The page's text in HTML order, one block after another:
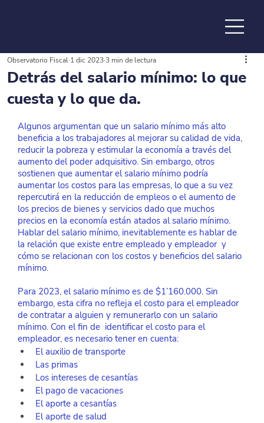
de la
Detrás del salario mínimo: lo que
cuesta y lo que da.
Observatorio Fiscal 1 dic 20233 min de lectura
Algunos argumentan que un salario mínimo más alto
beneficia a los trabajadores al mejorar su calidad de vida,
reducir la pobreza y estimular la economía a través del
aumento del poder adquisitivo. Sin embargo, otros
sostienen que aumentar el salario mínimo podría
aumentar los costos para las empresas, lo que a su vez
repercutirá en la reducción de empleos o el aumento de
los precios de bienes y servicios dado que muchos
precios en la economía están atados al salario mínimo.
Hablar del salario mínimo, inevitablemente es hablar de
la relación que existe entre empleado y empleador  y
cómo se relacionan con los costos y beneficios del salario
mínimo.
Para 2023, el salario mínimo es de $1’160.000. Sin
embargo, esta cifra no refleja el costo para el empleador
de contratar a alguien y remunerarlo con un salario
mínimo. Con el fin de  identificar el costo para el
empleador, es necesario tener en cuenta:
El auxilio de transporte
Las primas
Los intereses de cesantías
El pago de vacaciones
El aporte a cesantías
El aporte de salud